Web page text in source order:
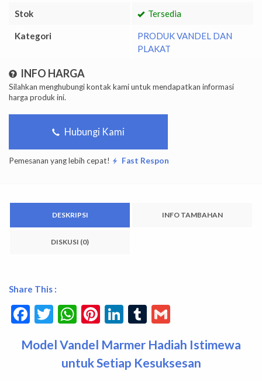
Stok Tersedia
Kategori
PRODUK VANDEL DAN
PLAKAT
INFO HARGA
Silahkan menghubungi kontak kami untuk mendapatkan informasi
harga produk ini.
Hubungi Kami
Pemesanan yang lebih cepat! Fast Respon
DESKRIPSI INFO TAMBAHAN
DISKUSI (0)
Share This :
Facebook
Twitter
WhatsApp
Pinterest
LinkedIn
Tumblr
Model Vandel Marmer Hadiah Istimewa
untuk Setiap Kesuksesan